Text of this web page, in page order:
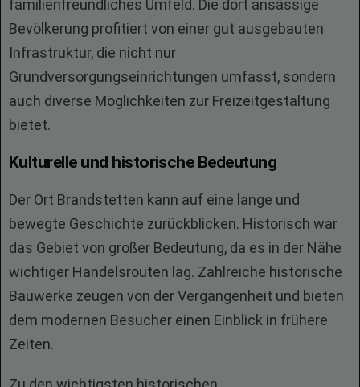
familienfreundliches Umfeld. Die dort ansässige
Bevölkerung profitiert von einer gut ausgebauten
Infrastruktur, die nicht nur
Grundversorgungseinrichtungen umfasst, sondern
auch diverse Möglichkeiten zur Freizeitgestaltung
bietet.
Kulturelle und historische Bedeutung
Der Ort Brandstetten kann auf eine lange und
bewegte Geschichte zurückblicken. Historisch war
das Gebiet von großer Bedeutung, da es in der Nähe
wichtiger Handelsrouten lag. Zahlreiche historische
Bauwerke zeugen von der Vergangenheit und bieten
dem modernen Besucher einen Einblick in frühere
Zeiten.